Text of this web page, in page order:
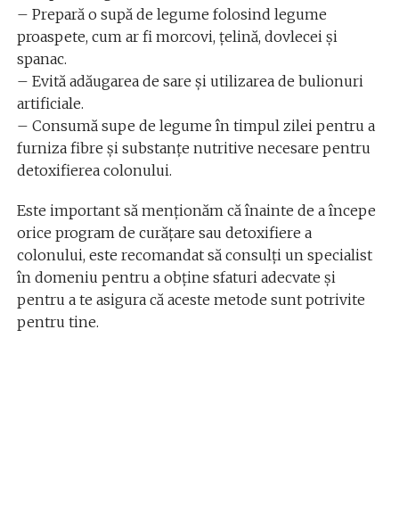
– Prepară o supă de legume folosind legume
proaspete, cum ar fi morcovi, țelină, dovlecei și
spanac.
– Evită adăugarea de sare și utilizarea de bulionuri
artificiale.
– Consumă supe de legume în timpul zilei pentru a
furniza fibre și substanțe nutritive necesare pentru
detoxifierea colonului.
Este important să menționăm că înainte de a începe
orice program de curățare sau detoxifiere a
colonului, este recomandat să consulți un specialist
în domeniu pentru a obține sfaturi adecvate și
pentru a te asigura că aceste metode sunt potrivite
pentru tine.